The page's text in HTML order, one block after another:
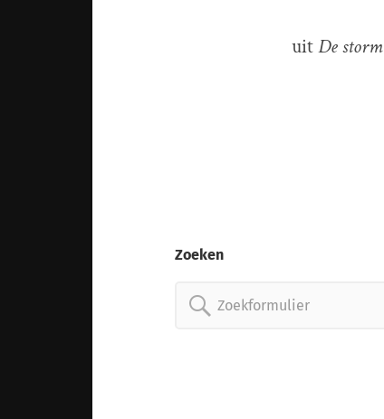
uitDe storm
Zoeken
Zoeken